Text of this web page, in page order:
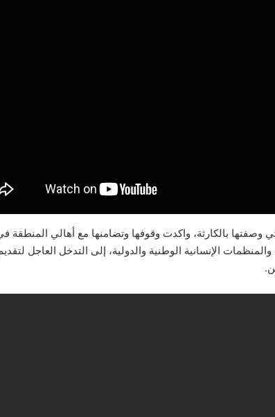
وصفتها بالكارثة، واكدت وقوفها وتضامنها مع أهالي المنطقة
الإنسانية الوطنية والدولية، إلى التدخل العاجل